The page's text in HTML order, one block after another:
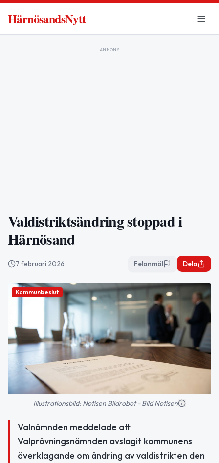
HärnösandsNytt
ANNONS
Valdistriktsändring stoppad i
Härnösand
7 februari 2026 Felanmäl Dela
Kommunbeslut
Illustrationsbild: Notisen Bildrobot - Bild Notisen
Valnämnden meddelade att
Valprövningsnämnden avslagit kommunens
överklagande om ändring av valdistrikten den